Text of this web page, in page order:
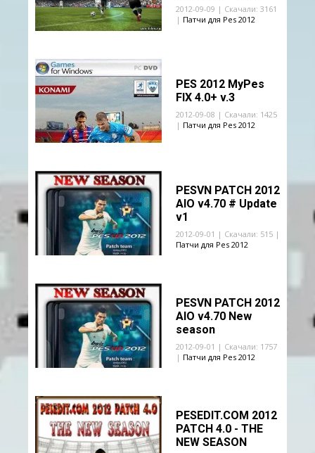
2012-09-09 | Скачали: 3161
| Патчи для Pes 2012
PES 2012 MyPes
FIX 4.0+ v.3
2012-09-08 | Скачали: 1425
| Патчи для Pes 2012
PESVN PATCH 2012
AIO v4.70 # Update
v1
2012-09-01 | Скачали: 515 |
Патчи для Pes 2012
PESVN PATCH 2012
AIO v4.70 New
season
2012-09-01 | Скачали: 1757
| Патчи для Pes 2012
PESEDIT.COM 2012
PATCH 4.0 - THE
NEW SEASON